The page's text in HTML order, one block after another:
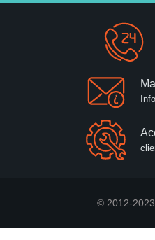
© 2012-